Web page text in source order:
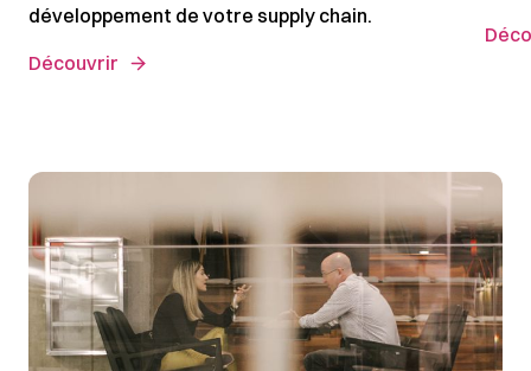
développement de votre supply chain.
Découvrir